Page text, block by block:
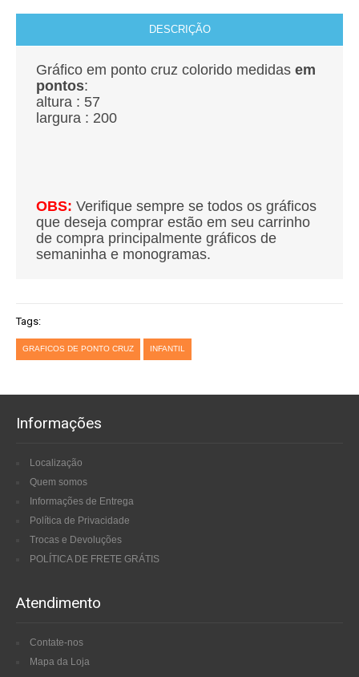
DESCRIÇÃO
Gráfico em ponto cruz colorido medidas em
pontos:
altura : 57
largura : 200
OBS: Verifique sempre se todos os gráficos
que deseja comprar estão em seu carrinho
de compra principalmente gráficos de
semaninha e monogramas.
Tags:
GRAFICOS DE PONTO CRUZ INFANTIL
Informações
Localização
Quem somos
Informações de Entrega
Política de Privacidade
Trocas e Devoluções
POLÍTICA DE FRETE GRÁTIS
Atendimento
Contate-nos
Mapa da Loja